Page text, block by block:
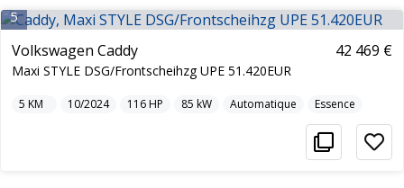
5
Volkswagen Caddy
Maxi STYLE DSG/Frontscheihzg UPE 51.420EUR
42 469 €
5 KM 10/2024 116HP 85 kW Automatique Essence